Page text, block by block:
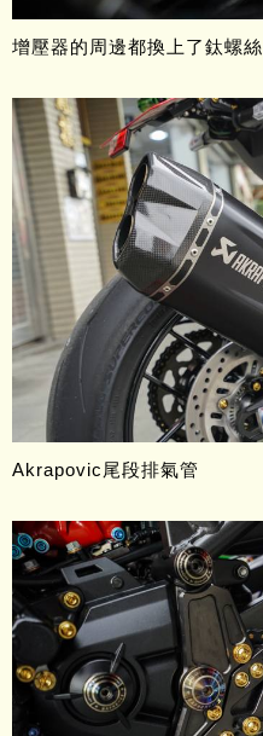
增壓器的周邊都換上了鈦螺絲
Akrapovic尾段排氣管